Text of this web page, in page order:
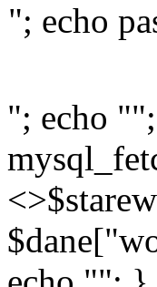
"; echo
"; echo